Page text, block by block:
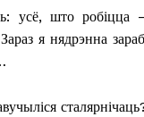
усё, што робіцца
я нядрэнна